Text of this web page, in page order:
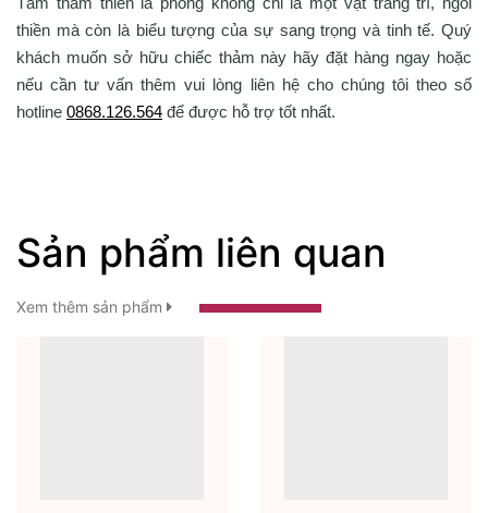
thiền mà còn là biểu tượng của sự sang trọng và tinh tế. Quý
khách muốn sở hữu chiếc thảm này hãy đặt hàng ngay hoặc
nếu cần tư vấn thêm vui lòng liên hệ cho chúng tôi theo số
hotline 0868.126.564 để được hỗ trợ tốt nhất.
Sản phẩm liên quan
Xem thêm sản phẩm